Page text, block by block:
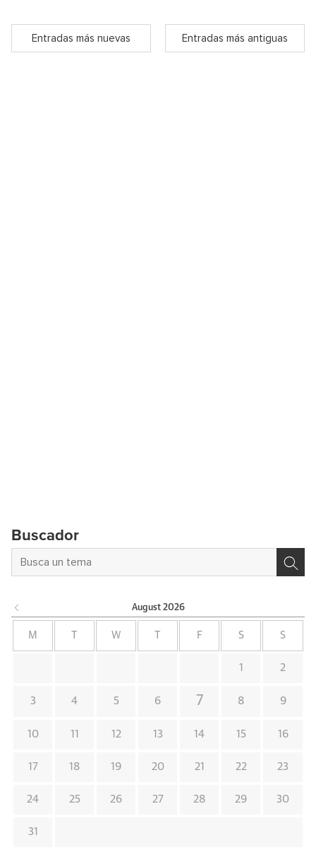
Entradas más nuevas Entradas más antiguas
Buscador
August 2026
M W F S S
1 2
3 4 5 6 7 8 9
10 11 12 13 14 15 16
17 18 19 20 21 22 23
24 25 26 27 28 29 30
31